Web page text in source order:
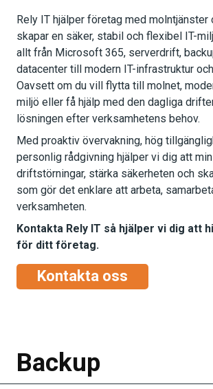
Rely IT hjälper företag med
skapar en säker, stabil och flexibel IT-
allt från Microsoft 365, serverdrift,
datacenter till modern IT-infrastruktur
Oavsett om du vill flytta till molnet,
miljö eller få hjälp med den dagliga
lösningen efter verksamhetens behov.
Med proaktiv övervakning, hög
personlig rådgivning hjälper vi dig att
driftstörningar, stärka säkerheten och
som gör det enklare att arbeta,
verksamheten.
Kontakta Rely IT så hjälper vi dig att
för ditt företag.
Kontakta oss
Backup